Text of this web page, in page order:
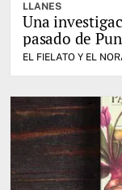
LLANES
Una
pasado de
EL FIELATO Y EL